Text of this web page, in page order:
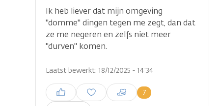
Ik heb liever dat mijn omgeving
''domme'' dingen tegen me zegt, dan dat
ze me negeren en zelfs niet meer
''durven'' komen.
Laatst bewerkt: 18/12/2025 - 14:34
7
Inloggen om een reactie te
plaatsen